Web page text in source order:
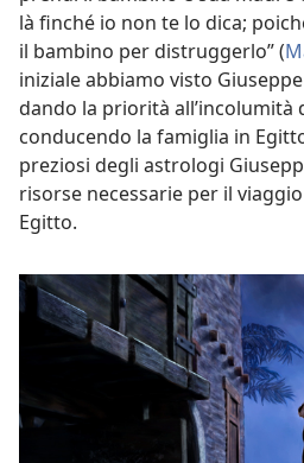
là finché io non te lo dica;
il bambino per distruggerlo” (
iniziale abbiamo visto
dando la priorità all’incolumità
conducendo la famiglia in
preziosi degli astrologi
risorse necessarie per il
Egitto.